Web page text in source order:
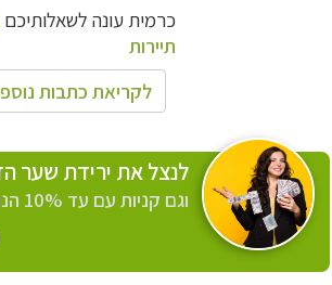
כרמית עונה לשאלותיכם
תיירות
לקריאת כתבות
טיולים במדינות אירופה – ייעוץ ותכנון
בהתאמה אישית
לנצל את ירידת שער
וגם קניות עם עד 10% הנחה